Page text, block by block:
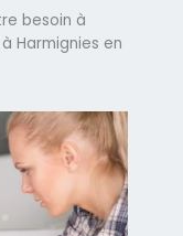
besoin à
Harmignies en